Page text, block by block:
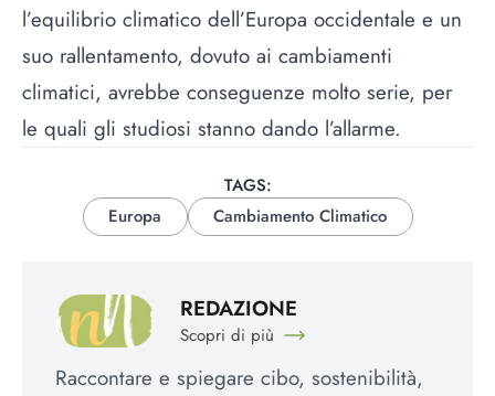
l’equilibrio climatico dell’Europa occidentale e un
suo rallentamento, dovuto ai cambiamenti
climatici, avrebbe conseguenze molto serie, per
le quali gli studiosi stanno dando l’allarme.
TAGS:
Europa
Cambiamento Climatico
REDAZIONE
Scopri di più
Raccontare e spiegare cibo, sostenibilità,